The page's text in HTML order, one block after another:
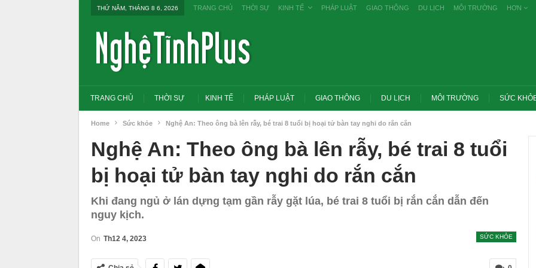
THỨ NĂM, THÁNG 8 6, 2026 TRANG CHỦ THỜI SỰ KINH TẾ PHÁP LUẬT GIAO THÔNG DU LỊCH MÔI TRƯỜNG HƠN
TRANG CHỦ THỜI SỰ KINH TẾ PHÁP LUẬT GIAO THÔNG DU LỊCH MÔI TRƯỜNG SỨC
Home Sức khỏe Nghệ An: Theo ông bà lên rẫy, bé trai 8 tuổi bị hoại tử bàn tay nghi do rắn cắn
Nghệ An: Theo ông bà lên rẫy, bé trai 8 tuổi
bị hoại tử bàn tay nghi do rắn cắn
Khi đang ngủ ở lán dựng tạm gần rẫy gặt lúa, bé trai 8 tuổi bị rắn cắn dẫn đến
nguy kịch.
SỨC KHỎE
On Th12 4, 2023
đổi tư duy bằng cấp sang nghề nghiệp
thi THPT, công bố công khai
Trang chủ -> Bất động sản Đề xuất đánh